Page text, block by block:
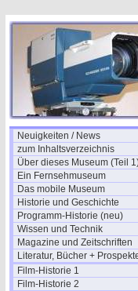
Neuigkeiten / News
zum Inhaltsverzeichnis
Über dieses Museum (Teil
Ein Fernsehmuseum
Das mobile Museum
Historie und Geschichte
Programm-Historie (neu)
Wissen und Technik
Magazine und Zeitschriften
Literatur, Bücher +
Film-Historie 1
Film-Historie 2